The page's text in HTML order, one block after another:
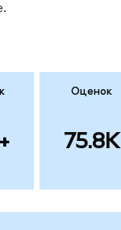
Оценок
75.8K